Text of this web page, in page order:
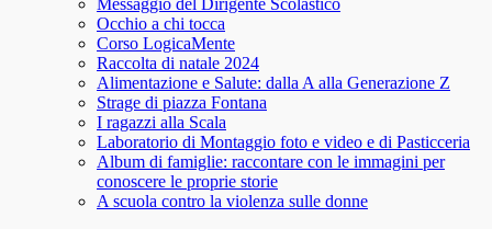
Messaggio del Dirigente Scolastico
Occhio a chi tocca
Corso LogicaMente
Raccolta di natale 2024
Alimentazione e Salute: dalla A alla Generazione Z
Strage di piazza Fontana
I ragazzi alla Scala
Laboratorio di Montaggio foto e video e di Pasticceria
Album di famiglie: raccontare con le immagini per
conoscere le proprie storie
A scuola contro la violenza sulle donne